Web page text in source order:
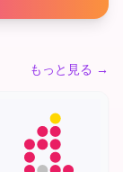
もっと見る →